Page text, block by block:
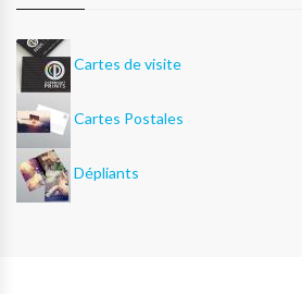
Cartes de visite
Cartes Postales
Dépliants